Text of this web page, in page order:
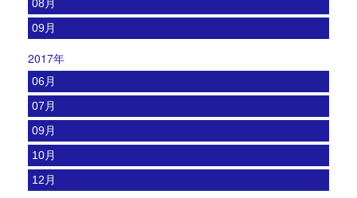
08月
09月
2017年
06月
07月
09月
10月
12月